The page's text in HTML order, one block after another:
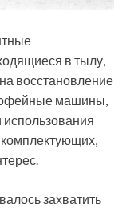
в тылу,
восстановление
машины,
захватить